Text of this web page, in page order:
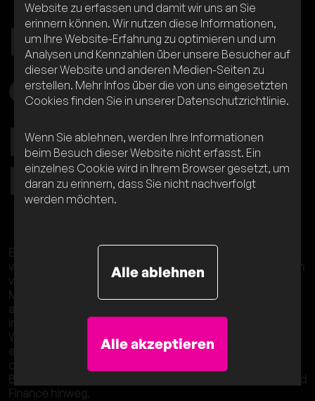
Website zu erfassen und damit wir uns an Sie
erinnern können. Wir nutzen diese Informationen,
um Ihre Website-Erfahrung zu optimieren und um
Analysen und Kennzahlen über unsere Besucher auf
dieser Website und anderen Medien-Seiten zu
erstellen. Mehr Infos über die von uns eingesetzten
Cookies finden Sie in unserer Datenschutzrichtlinie.
Wenn Sie ablehnen, werden Ihre Informationen
beim Besuch dieser Website nicht erfasst. Ein
einzelnes Cookie wird in Ihrem Browser gesetzt, um
daran zu erinnern, dass Sie nicht nachverfolgt
werden möchten.
Alle akzeptieren
Alle ablehnen
DE EN
Erlebnisse,
digital,
physisch und
hybrid
Erlebnisorientierte Kommunikation verläuft nahtlos über
verschiedene Kanäle, Disziplinen und Formate. Deswegen
verstehen wir unsere Arbeit ganzheitlich. Wir verbinden
Marken mit Menschen, in interaktiven Ausstellungen und
auf spannenden Events. Von virtuellen Plattformen bis zu
integrierten Kampagnen.
Wir begleiten unsere Kunden gerne auch langjährig,
etablierte internationale Marken ebenso wie den
dynamischen Mittelstand. Und dies über verschiedene
Branchenschwerpunkte wie Mobility, Tech, Healthcare und
Finance hinweg.